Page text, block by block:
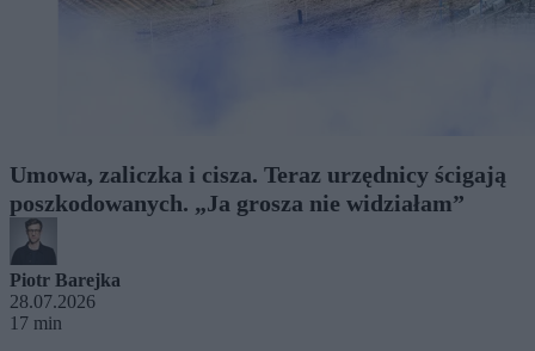
Umowa, zaliczka i cisza. Teraz urzędnicy ścigają
poszkodowanych. „Ja grosza nie widziałam”
Piotr Barejka
28.07.2026
17 min